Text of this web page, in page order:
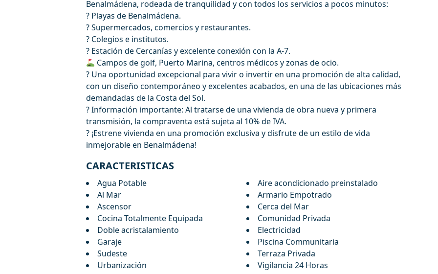
Benalmádena, rodeada de tranquilidad y con todos los servicios a pocos minutos:
?️ Playas de Benalmádena.
?️ Supermercados, comercios y restaurantes.
? Colegios e institutos.
? Estación de Cercanías y excelente conexión con la A-7.
Campos de golf, Puerto Marina, centros médicos y zonas de ocio.
? Una oportunidad excepcional para vivir o invertir en una promoción de alta calidad,
con un diseño contemporáneo y excelentes acabados, en una de las ubicaciones más
demandadas de la Costa del Sol.
? Información importante: Al tratarse de una vivienda de ‌obra ‌nueva ‌y ‌primera
‌transmisión, la compraventa está sujeta ‌al ‌10% ‌de IVA.
? ¡Estrene ‌vivienda ‌en ‌una ‌promoción exclusiva ‌y disfrute de ‌un ‌estilo ‌de ‌vida
‌inmejorable ‌en ‌Benalmádena!
CARACTERISTICAS
Agua Potable
Aire acondicionado preinstalado
Al Mar
Armario Empotrado
Ascensor
Cerca del Mar
Cocina Totalmente Equipada
Comunidad Privada
Doble acristalamiento
Electricidad
Garaje
Piscina Communitaria
Sudeste
Terraza Privada
Urbanización
Vigilancia 24 Horas